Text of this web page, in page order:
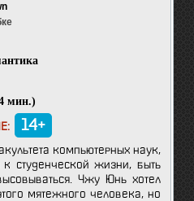
мин.)
14+
компьютерных наук,
к студенческой жизни, быть
Чжу Юнь хотел
мятежного человека, но